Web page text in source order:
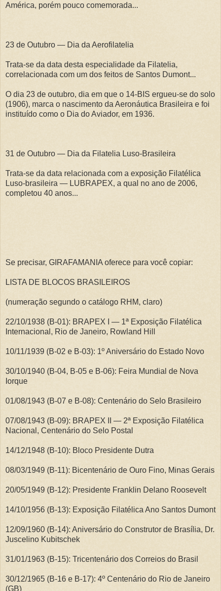
América, porém pouco comemorada...
23 de Outubro — Dia da Aerofilatelia
Trata-se da data desta especialidade da Filatelia,
correlacionada com um dos feitos de Santos Dumont...
O dia 23 de outubro, dia em que o 14-BIS ergueu-se do solo
(1906), marca o nascimento da Aeronáutica Brasileira e foi
instituído como o Dia do Aviador, em 1936.
31 de Outubro — Dia da Filatelia Luso-Brasileira
Trata-se da data relacionada com a exposição Filatélica
Luso-brasileira — LUBRAPEX, a qual no ano de 2006,
completou 40 anos...
Se precisar, GIRAFAMANIA oferece para você copiar:
LISTA DE BLOCOS BRASILEIROS
(numeração segundo o catálogo RHM, claro)
22/10/1938 (B-01): BRAPEX I — 1ª Exposição Filatélica
Internacional, Rio de Janeiro, Rowland Hill
10/11/1939 (B-02 e B-03): 1º Aniversário do Estado Novo
30/10/1940 (B-04, B-05 e B-06): Feira Mundial de Nova
Iorque
01/08/1943 (B-07 e B-08): Centenário do Selo Brasileiro
07/08/1943 (B-09): BRAPEX II — 2ª Exposição Filatélica
Nacional, Centenário do Selo Postal
14/12/1948 (B-10): Bloco Presidente Dutra
08/03/1949 (B-11): Bicentenário de Ouro Fino, Minas Gerais
20/05/1949 (B-12): Presidente Franklin Delano Roosevelt
14/10/1956 (B-13): Exposição Filatélica Ano Santos Dumont
12/09/1960 (B-14): Aniversário do Construtor de Brasília, Dr.
Juscelino Kubitschek
31/01/1963 (B-15): Tricentenário dos Correios do Brasil
30/12/1965 (B-16 e B-17): 4º Centenário do Rio de Janeiro
(GB)